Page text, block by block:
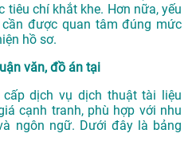
tiêu chí khắt khe. Hơn nữa, yếu
được quan tâm đúng mức
hồ sơ.
văn, đồ án tại
dịch vụ dịch thuật tài liệu
cạnh tranh, phù hợp với nhu
ngôn ngữ. Dưới đây là bảng